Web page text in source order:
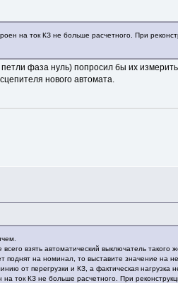
на ток КЗ не больше расчетного. При
фаза нуль) попросил бы их
нового автомата.
взять автоматический выключатель такого
поднят на номинал, то выставите значение на
от перегрузки и КЗ, а фактическая нагрузка
ток КЗ не больше расчетного. При